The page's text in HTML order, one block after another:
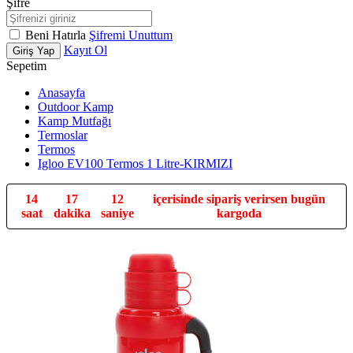
Şifre
Beni Hatırla Şifremi Unuttum
Giriş Yap
Kayıt Ol
Sepetim
Anasayfa
Outdoor Kamp
Kamp Mutfağı
Termoslar
Termos
Igloo EV100 Termos 1 Litre-KIRMIZI
14
saat
17
dakika
11
saniye
içerisinde sipariş verirsen bugün
kargoda